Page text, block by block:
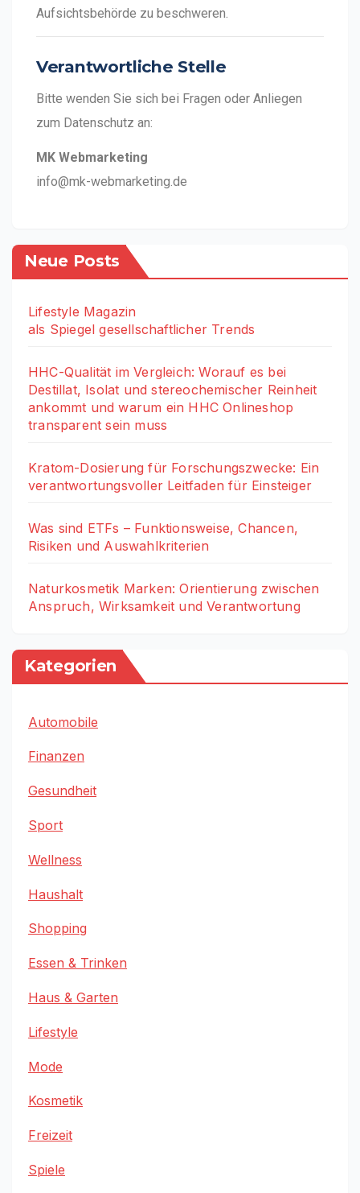
Aufsichtsbehörde zu beschweren.
Verantwortliche Stelle
Bitte wenden Sie sich bei Fragen oder Anliegen
zum Datenschutz an:
MK Webmarketing
info@mk-webmarketing.de
Neue Posts
Lifestyle Magazin
als Spiegel gesellschaftlicher Trends
HHC-Qualität im Vergleich: Worauf es bei
Destillat, Isolat und stereochemischer Reinheit
ankommt und warum ein HHC Onlineshop
transparent sein muss
Kratom-Dosierung für Forschungszwecke: Ein
verantwortungsvoller Leitfaden für Einsteiger
Was sind ETFs – Funktionsweise, Chancen,
Risiken und Auswahlkriterien
Naturkosmetik Marken: Orientierung zwischen
Anspruch, Wirksamkeit und Verantwortung
Kategorien
Automobile
Finanzen
Gesundheit
Sport
Wellness
Haushalt
Shopping
Essen & Trinken
Haus & Garten
Lifestyle
Mode
Kosmetik
Freizeit
Spiele